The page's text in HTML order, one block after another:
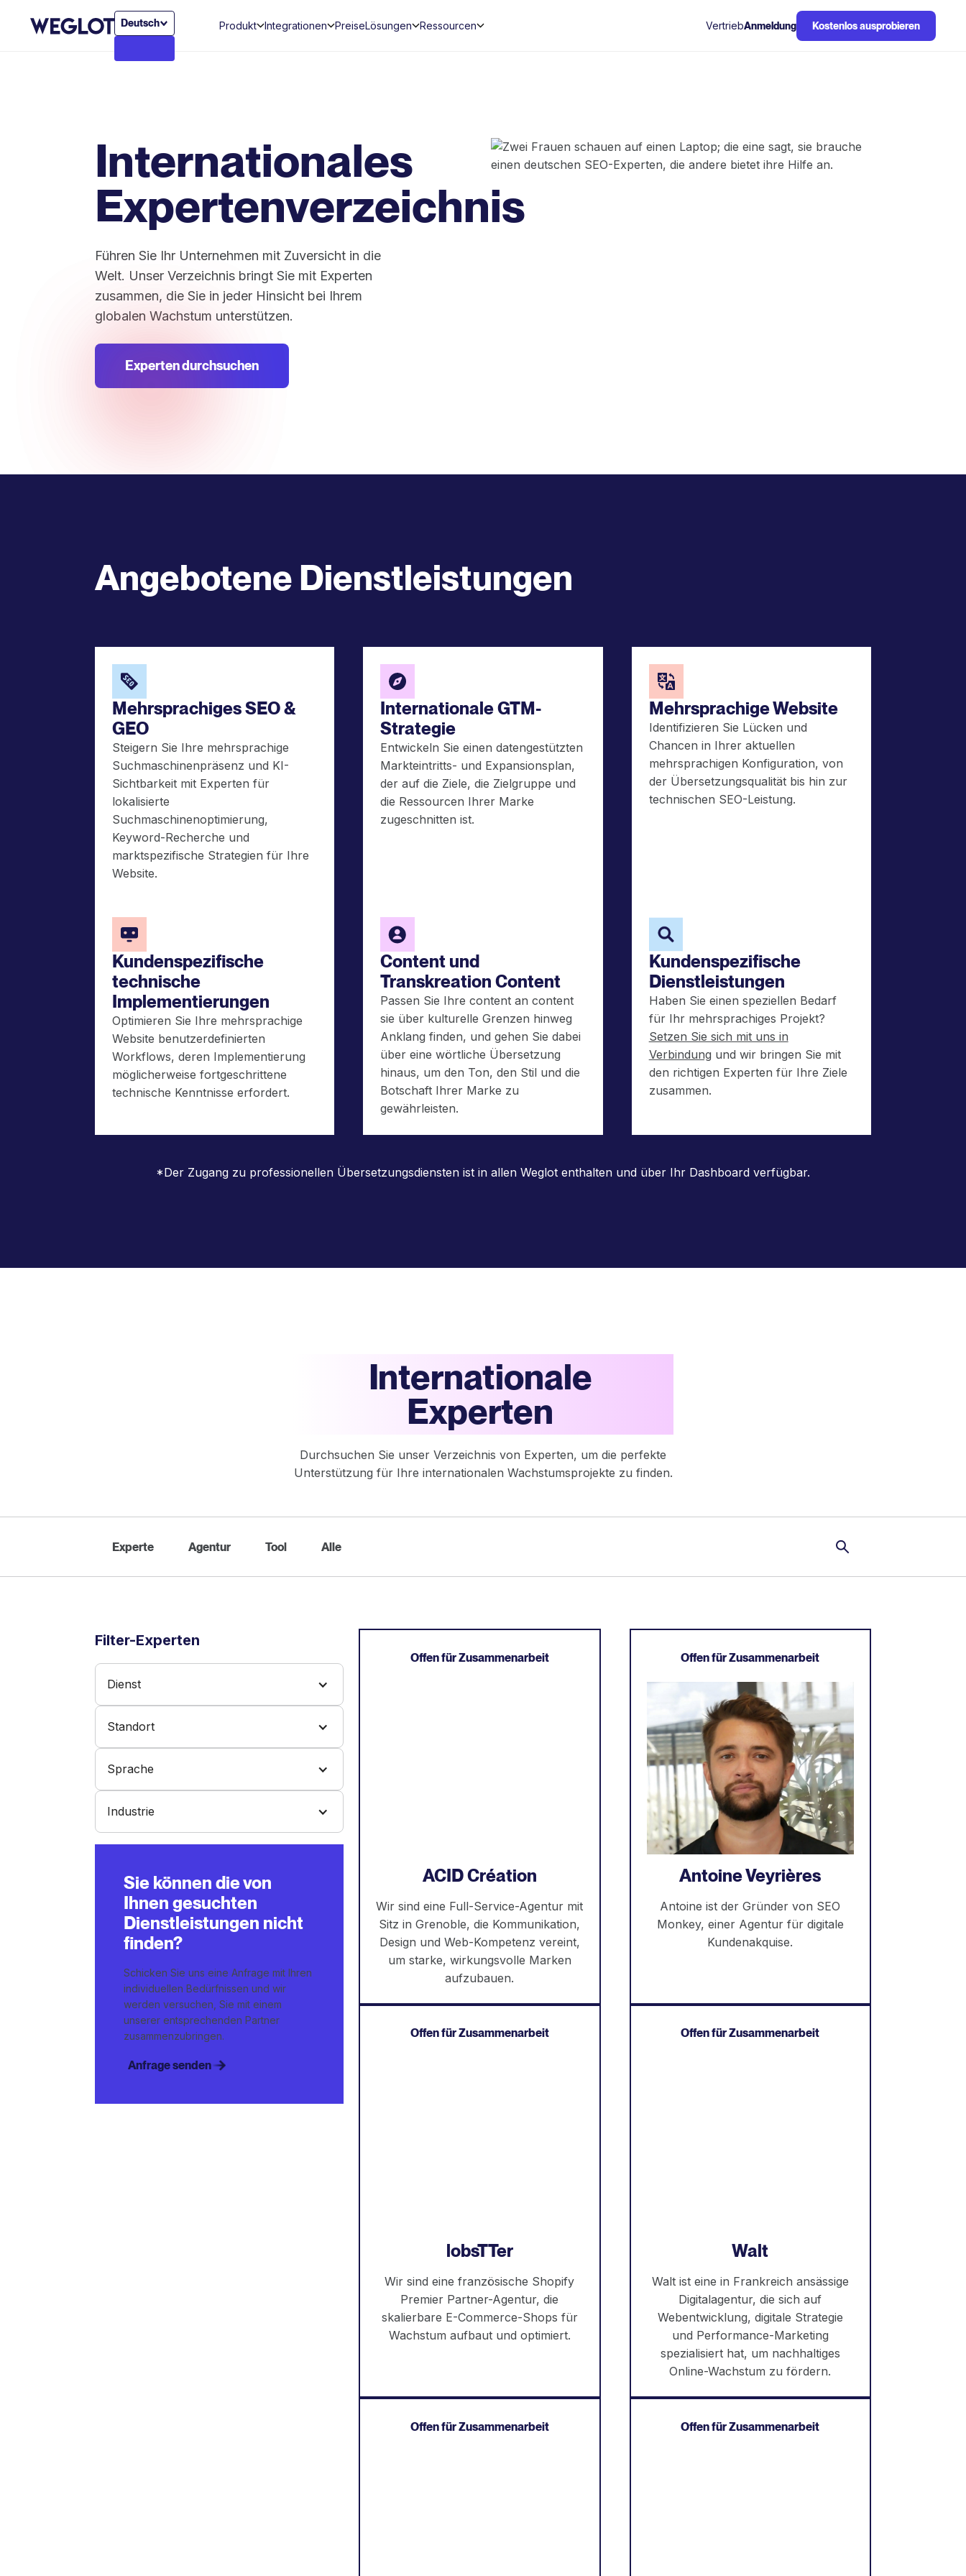
Deutsch Produkt Integrationen PreiseLösungen Ressourcen VertriebAnmeldung Kostenlos ausprobieren
Internationales
Expertenverzeichnis
Führen Sie Ihr Unternehmen mit Zuversicht in die
Welt. Unser Verzeichnis bringt Sie mit Experten
zusammen, die Sie in jeder Hinsicht bei Ihrem
globalen Wachstum unterstützen.
Experten durchsuchen
Angebotene Dienstleistungen
Mehrsprachiges SEO &
GEO
Steigern Sie Ihre mehrsprachige
Suchmaschinenpräsenz und KI-
Sichtbarkeit mit Experten für
lokalisierte
Suchmaschinenoptimierung,
Keyword-Recherche und
marktspezifische Strategien für Ihre
Website.
Internationale GTM-
Strategie
Entwickeln Sie einen datengestützten
Markteintritts- und Expansionsplan,
der auf die Ziele, die Zielgruppe und
die Ressourcen Ihrer Marke
zugeschnitten ist.
Mehrsprachige Website
Identifizieren Sie Lücken und
Chancen in Ihrer aktuellen
mehrsprachigen Konfiguration, von
der Übersetzungsqualität bis hin zur
technischen SEO-Leistung.
Kundenspezifische
technische
Implementierungen
Optimieren Sie Ihre mehrsprachige
Website benutzerdefinierten
Workflows, deren Implementierung
möglicherweise fortgeschrittene
technische Kenntnisse erfordert.
Content und
Transkreation Content
Passen Sie Ihre content an content
sie über kulturelle Grenzen hinweg
Anklang finden, und gehen Sie dabei
über eine wörtliche Übersetzung
hinaus, um den Ton, den Stil und die
Botschaft Ihrer Marke zu
gewährleisten.
Kundenspezifische
Dienstleistungen
Haben Sie einen speziellen Bedarf
für Ihr mehrsprachiges Projekt?
Setzen Sie sich mit uns in
Verbindung und wir bringen Sie mit
den richtigen Experten für Ihre Ziele
zusammen.
*Der Zugang zu professionellen Übersetzungsdiensten ist in allen Weglot enthalten und über Ihr Dashboard verfügbar.
Internationale
Experten
Durchsuchen Sie unser Verzeichnis von Experten, um die perfekte
Unterstützung für Ihre internationalen Wachstumsprojekte zu finden.
Experte Agentur Tool Alle
Filter-Experten
Dienst
Standort
Sprache
Industrie
Sie können die von
Ihnen gesuchten
Dienstleistungen nicht
finden?
Schicken Sie uns eine Anfrage mit Ihren
individuellen Bedürfnissen und wir
werden versuchen, Sie mit einem
unserer entsprechenden Partner
zusammenzubringen.
Anfrage senden
Offen für Zusammenarbeit
ACID Création
Wir sind eine Full-Service-Agentur mit
Sitz in Grenoble, die Kommunikation,
Design und Web-Kompetenz vereint,
um starke, wirkungsvolle Marken
aufzubauen.
Offen für Zusammenarbeit
Antoine Veyrières
Antoine ist der Gründer von SEO
Monkey, einer Agentur für digitale
Kundenakquise.
Offen für Zusammenarbeit
lobsTTer
Wir sind eine französische Shopify
Premier Partner-Agentur, die
skalierbare E-Commerce-Shops für
Wachstum aufbaut und optimiert.
Offen für Zusammenarbeit
Walt
Walt ist eine in Frankreich ansässige
Digitalagentur, die sich auf
Webentwicklung, digitale Strategie
und Performance-Marketing
spezialisiert hat, um nachhaltiges
Online-Wachstum zu fördern.
Offen für Zusammenarbeit Offen für Zusammenarbeit